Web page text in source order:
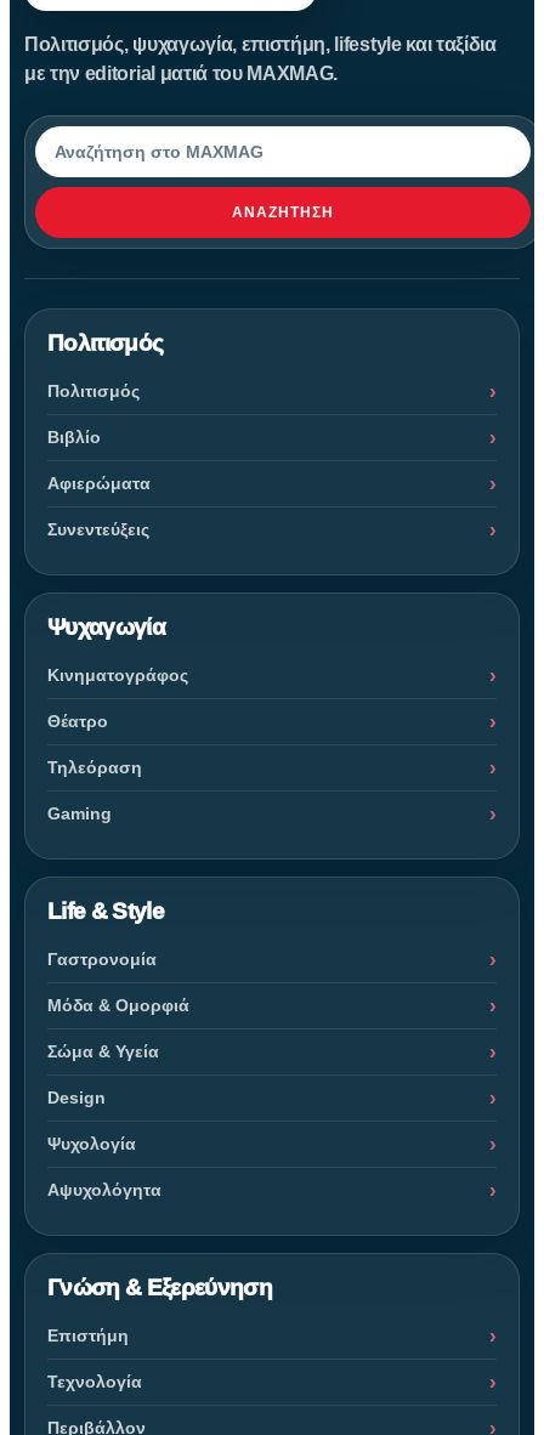
Πολιτισμός, ψυχαγωγία, επιστήμη, lifestyle και ταξίδια
με την editorial ματιά του MAXMAG.
Αναζήτηση
ΑΝΑΖΉΤΗΣΗ
Πολιτισμός
Πολιτισμός
Βιβλίο
Αφιερώματα
Συνεντεύξεις
Ψυχαγωγία
Κινηματογράφος
Θέατρο
Τηλεόραση
Gaming
Life & Style
Γαστρονομία
Μόδα & Ομορφιά
Σώμα & Υγεία
Design
Ψυχολογία
Αψυχολόγητα
Γνώση & Εξερεύνηση
Επιστήμη
Τεχνολογία
Περιβάλλον